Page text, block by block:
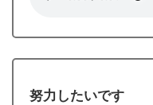
努力したいです